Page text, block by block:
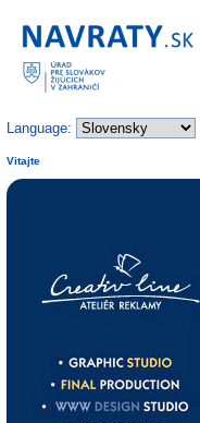
Domovská stránka
Language:
Vitajte